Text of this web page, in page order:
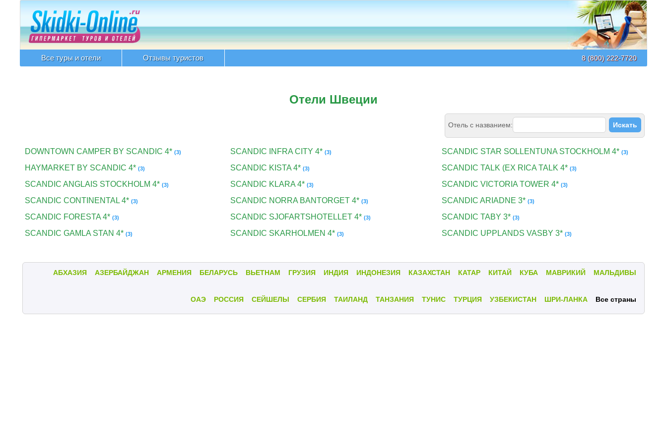
8 (800) 222-7720
Все туры и отели Отзывы туристов
Отели Швеции
Отель с названием:
DOWNTOWN CAMPER BY SCANDIC 4*(3)
HAYMARKET BY SCANDIC 4*(3)
SCANDIC ANGLAIS STOCKHOLM 4*(3)
SCANDIC CONTINENTAL 4*(3)
SCANDIC FORESTA 4*(3)
SCANDIC GAMLA STAN 4*(3)
SCANDIC INFRA CITY 4*(3)
SCANDIC KISTA 4*(3)
SCANDIC KLARA 4*(3)
SCANDIC NORRA BANTORGET 4*(3)
SCANDIC SJOFARTSHOTELLET 4*(3)
SCANDIC SKARHOLMEN 4*(3)
SCANDIC STAR SOLLENTUNA STOCKHOLM 4*(3)
SCANDIC TALK (EX RICA TALK 4*(3)
SCANDIC VICTORIA TOWER 4*(3)
SCANDIC ARIADNE 3*(3)
SCANDIC TABY 3*(3)
SCANDIC UPPLANDS VASBY 3*(3)
АБХАЗИЯ АЗЕРБАЙДЖАН АРМЕНИЯ БЕЛАРУСЬ ВЬЕТНАМ ГРУЗИЯ ИНДИЯ ИНДОНЕЗИЯ КАЗАХСТАН КАТАР КИТАЙ КУБА МАВРИКИЙ МАЛЬДИВЫ
ОАЭ РОССИЯ СЕЙШЕЛЫ СЕРБИЯ ТАИЛАНД ТАНЗАНИЯ ТУНИС ТУРЦИЯ УЗБЕКИСТАН ШРИ-ЛАНКА Все страны